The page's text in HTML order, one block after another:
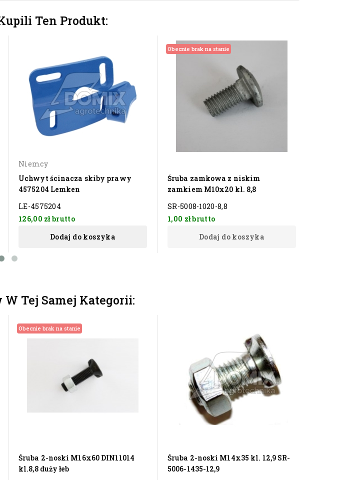
Ten Produkt:
Niemcy
Uchwyt ścinacza skiby prawy
4575204 Lemken
LE-4575204
126,00 złbrutto
Dodaj do koszyka
Obecnie brak na stanie
Śruba zamkowa z niskim
zamkiem M10x20 kl. 8,8
SR-5008-1020-8,8
1,00 złbrutto
Dodaj do koszyka
Tej Samej Kategorii:
Obecnie brak na stanie
Śruba 2-noski M16x60 DIN11014
kl.8,8 duży łeb
Śruba 2-noski M14x35 kl. 12,9 SR-
5006-1435-12,9